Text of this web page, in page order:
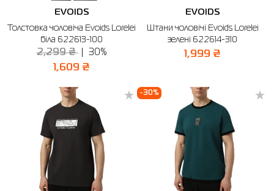
EVOIDS
Толстовка чоловіча Evoids Lorelei
біла 622613-100
2,299 ₴ 30%
1,609 ₴
EVOIDS
Штани чоловічі Evoids Lorelei
зелені 622614-310
1,999 ₴
-30%